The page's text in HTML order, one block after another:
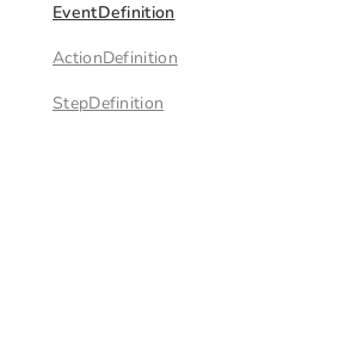
EventDefinition
ActionDefinition
StepDefinition